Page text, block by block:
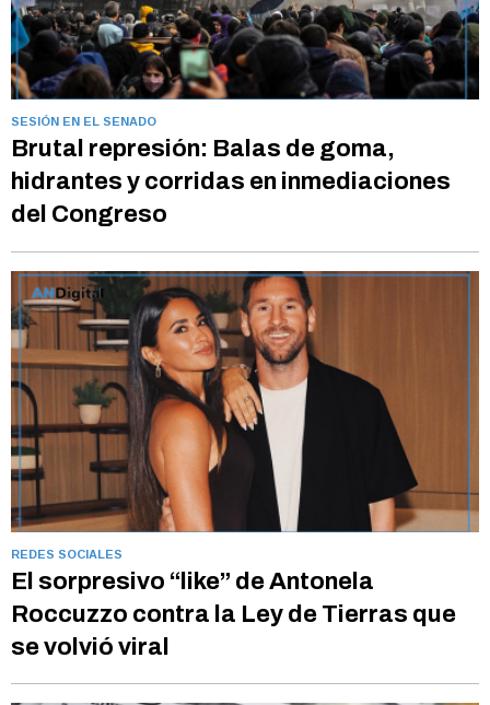
SESIÓN EN EL SENADO
Brutal represión: Balas de goma,
hidrantes y corridas en inmediaciones
del Congreso
REDES SOCIALES
El sorpresivo “like” de Antonela
Roccuzzo contra la Ley de Tierras que
se volvió viral